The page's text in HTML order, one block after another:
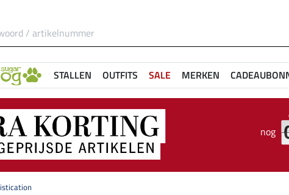
STALLEN OUTFITS SALE MERKEN
nog